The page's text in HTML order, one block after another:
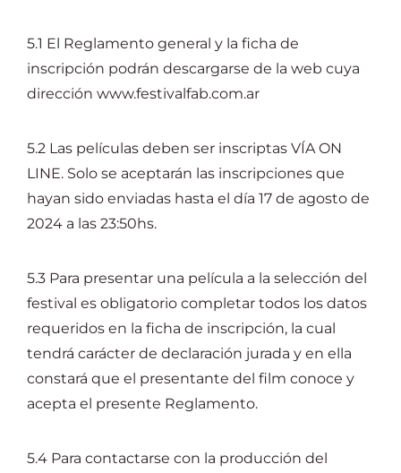
5.1 El Reglamento general y la ficha de
inscripción podrán descargarse de la web cuya
dirección www.festivalfab.com.ar
5.2 Las películas deben ser inscriptas VÍA ON
LINE. Solo se aceptarán las inscripciones que
hayan sido enviadas hasta el día 17 de agosto de
2024 a las 23:50hs.
5.3 Para presentar una película a la selección del
festival es obligatorio completar todos los datos
requeridos en la ficha de inscripción, la cual
tendrá carácter de declaración jurada y en ella
constará que el presentante del film conoce y
acepta el presente Reglamento.
5.4 Para contactarse con la producción del